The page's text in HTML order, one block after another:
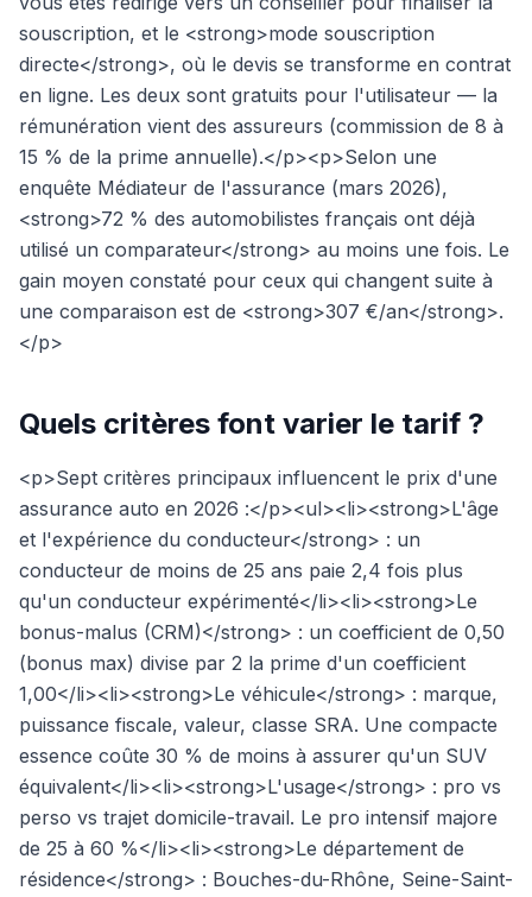
souscription, et le <strong>mode souscription
directe</strong>, où le devis se transforme en contrat
en ligne. Les deux sont gratuits pour l'utilisateur — la
rémunération vient des assureurs (commission de 8 à
15 % de la prime annuelle).</p><p>Selon une
enquête Médiateur de l'assurance (mars 2026),
<strong>72 % des automobilistes français ont déjà
utilisé un comparateur</strong> au moins une fois. Le
gain moyen constaté pour ceux qui changent suite à
une comparaison est de <strong>307 €/an</strong>.
</p>
Quels critères font varier le tarif ?
<p>Sept critères principaux influencent le prix d'une
assurance auto en 2026 :</p><ul><li><strong>L'âge
et l'expérience du conducteur</strong> : un
conducteur de moins de 25 ans paie 2,4 fois plus
qu'un conducteur expérimenté</li><li><strong>Le
bonus-malus (CRM)</strong> : un coefficient de 0,50
(bonus max) divise par 2 la prime d'un coefficient
1,00</li><li><strong>Le véhicule</strong> : marque,
puissance fiscale, valeur, classe SRA. Une compacte
essence coûte 30 % de moins à assurer qu'un SUV
équivalent</li><li><strong>L'usage</strong> : pro vs
perso vs trajet domicile-travail. Le pro intensif majore
de 25 à 60 %</li><li><strong>Le département de
résidence</strong> : Bouches-du-Rhône, Seine-Saint-